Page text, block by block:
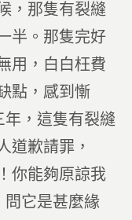
，那隻有裂縫
半。那隻完好
用，白白枉費
點，感到慚
，這隻有裂縫
道歉請罪，
你能夠原諒我
它是甚麼緣